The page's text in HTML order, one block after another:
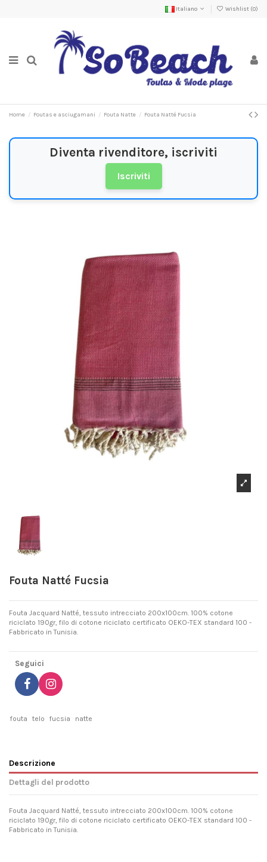
Italiano Wishlist (0)
Home Foutas e asciugamani Fouta Natte Fouta Natté Fucsia
Diventa rivenditore, iscriviti
Iscriviti
Fouta Natté Fucsia
Fouta Jacquard Natté, tessuto intrecciato 200x100cm. 100% cotone
riciclato 190gr, filo di cotone riciclato certificato OEKO-TEX standard 100 -
Fabbricato in Tunisia.
Seguici
fouta telo fucsia natte
Descrizione
Dettagli del prodotto
Fouta Jacquard Natté, tessuto intrecciato 200x100cm. 100% cotone
riciclato 190gr, filo di cotone riciclato certificato OEKO-TEX standard 100 -
Fabbricato in Tunisia.